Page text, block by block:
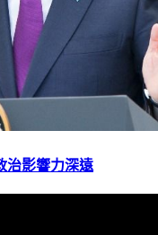
治影響力深遠